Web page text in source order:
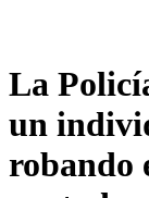
La
un
robando